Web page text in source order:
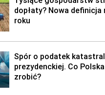
dopłaty? Nowa
roku
Spór o podatek
prezydenckiej. Co
zrobić?